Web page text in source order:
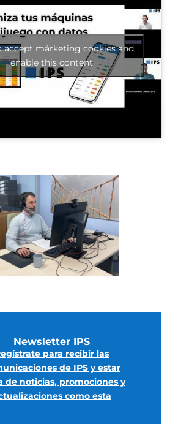
accept márketing cookies and
enable this content
Newsletter IPS
para recibir las
de IPS y estar
de noticias, promociones y
como esta